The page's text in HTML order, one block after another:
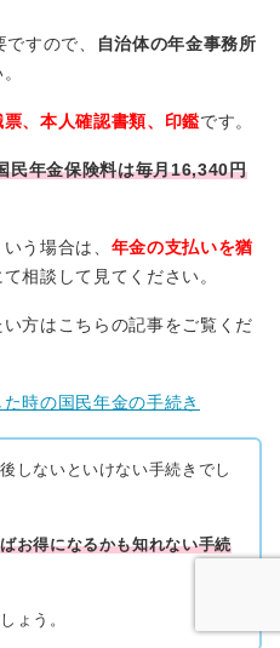
すので、
自治体の年金事務所
、本人確認書類、印鑑です。
民年金保険料は毎月16,340円
う場合は、 年金の支払いを猶
相談して見てください。
方はこちらの記事をご覧くだ
時の国民年金の手続き
しないといけない手続きでし
お得になるかも知れない手続
ょう。